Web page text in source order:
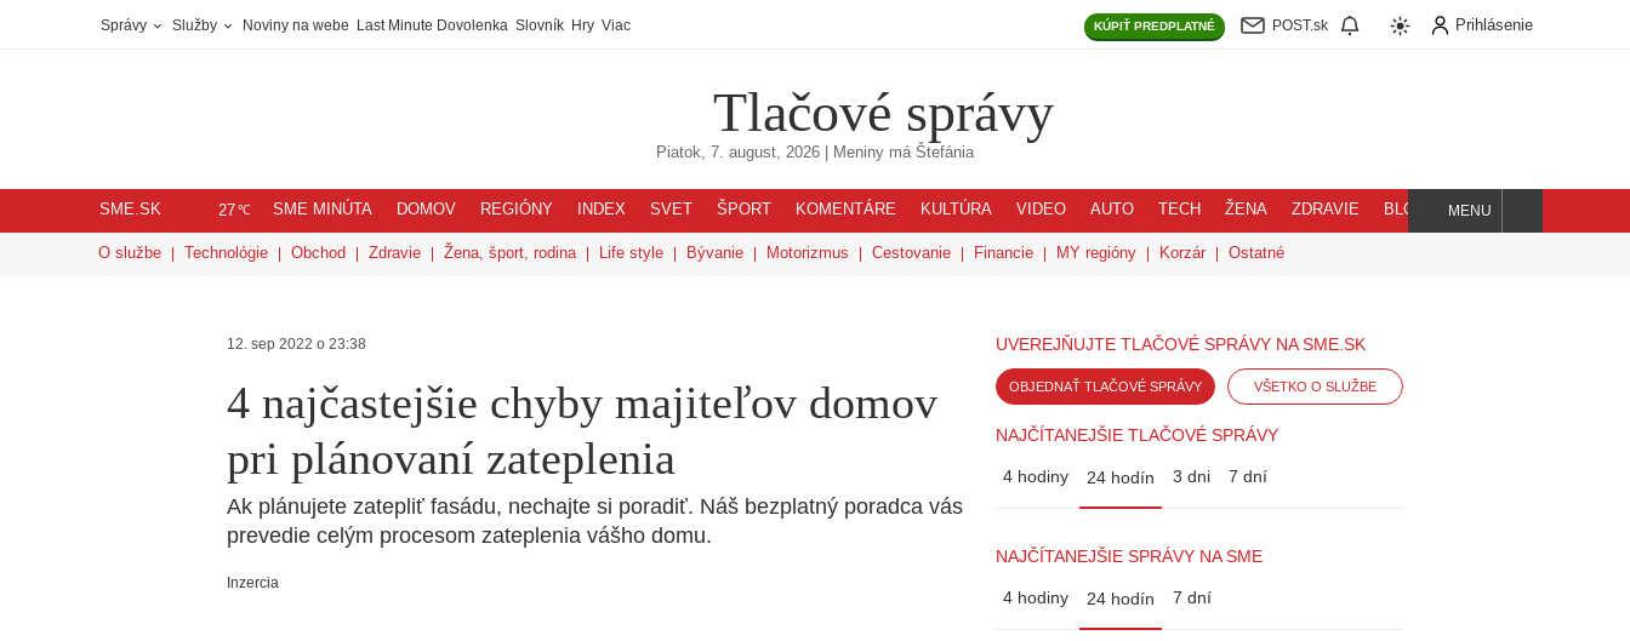
Správy Služby Noviny na webe Last Minute Dovolenka Slovník Hry Viac KÚPIŤ PREDPLATNÉ POST.sk Prihlásenie
Tlačové správy
Piatok, 7. august, 2026 | Meniny má Štefánia
SME.SK 27℃ SME MINÚTA DOMOV REGIÓNY INDEX SVET ŠPORT KOMENTÁRE KULTÚRA VIDEO AUTO TECH ŽENA ZDRAVIE BLOG
Hľadaj
MENU
O službe Technológie Obchod Zdravie Žena, šport, rodina Life style Bývanie Motorizmus Cestovanie Financie MY regióny Korzár Ostatné
12. sep 2022 o 23:38
4 najčastejšie chyby majiteľov domov
pri plánovaní zateplenia
Ak plánujete zatepliť fasádu, nechajte si poradiť. Náš bezplatný poradca vás
prevedie celým procesom zateplenia vášho domu.
Inzercia
UVEREJŇUJTE TLAČOVÉ SPRÁVY NA SME.SK
OBJEDNAŤ TLAČOVÉ SPRÁVY VŠETKO O SLUŽBE
NAJČÍTANEJŠIE TLAČOVÉ SPRÁVY
4 hodiny 24 hodín 3 dni 7 dní
NAJČÍTANEJŠIE SPRÁVY NA SME
4 hodiny 24 hodín 7 dní